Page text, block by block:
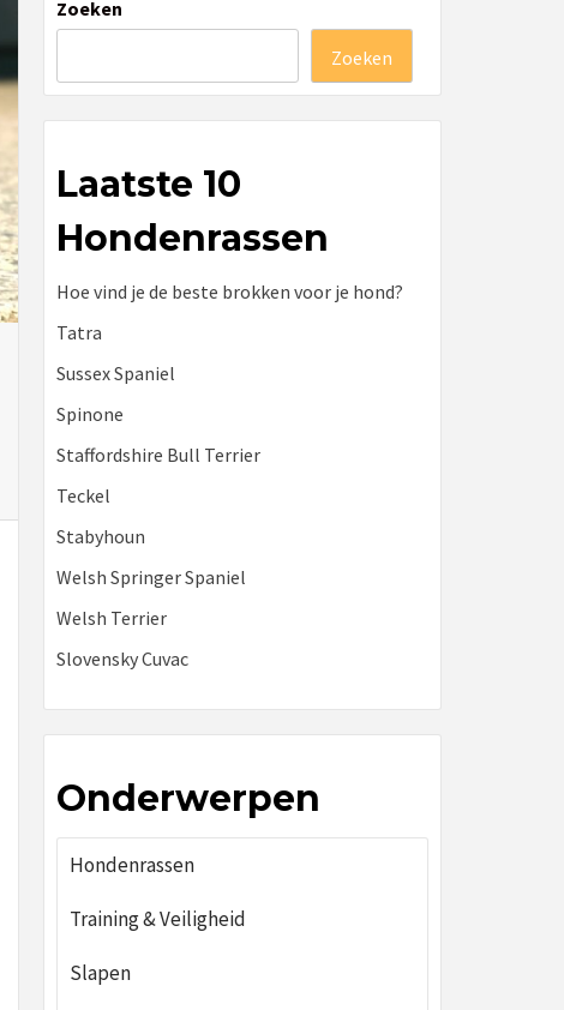
Zoeken
Zoeken
Laatste 10
Hondenrassen
Hoe vind je de beste brokken voor je hond?
Tatra
Sussex Spaniel
Spinone
Staffordshire Bull Terrier
Teckel
Stabyhoun
Welsh Springer Spaniel
Welsh Terrier
Slovensky Cuvac
Onderwerpen
Hondenrassen
Training & Veiligheid
Slapen